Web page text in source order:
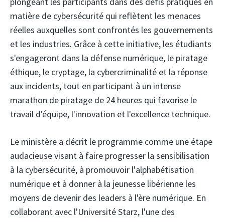
matière de cybersécurité qui reflètent les menaces
réelles auxquelles sont confrontés les gouvernements
et les industries. Grâce à cette initiative, les étudiants
s'engageront dans la défense numérique, le piratage
éthique, le cryptage, la cybercriminalité et la réponse
aux incidents, tout en participant à un intense
marathon de piratage de 24 heures qui favorise le
travail d'équipe, l'innovation et l'excellence technique.
Le ministère a décrit le programme comme une étape
audacieuse visant à faire progresser la sensibilisation
à la cybersécurité, à promouvoir l'alphabétisation
numérique et à donner à la jeunesse libérienne les
moyens de devenir des leaders à l'ère numérique. En
collaborant avec l'Université Starz, l'une des